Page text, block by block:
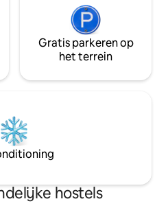
Gratis parkeren op
het terrein
hostels